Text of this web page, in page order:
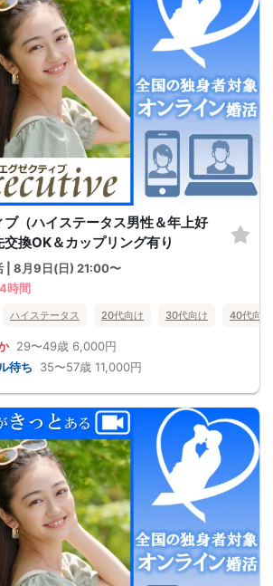
（ハイステータス男性＆年上好
換OK＆カップリング有り
| 8月9日(日) 21:00〜
時間
ハイステータス 20代向け 30代向け 40代向け
29〜49歳 6,000円
待ち 35〜57歳 11,000円